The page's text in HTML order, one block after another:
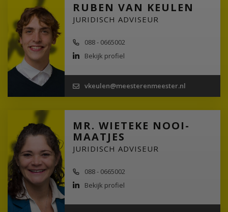
RUBEN VAN KEULEN
JURIDISCH ADVISEUR
088 - 0665002
Bekijk profiel
vkeulen@meesterenmeester.nl
MR. WIETEKE NOOI-
MAATJES
JURIDISCH ADVISEUR
088 - 0665002
Bekijk profiel